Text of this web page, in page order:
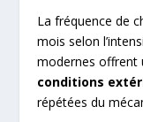
La fréquence de
mois selon
modernes offrent
conditions
répétées du